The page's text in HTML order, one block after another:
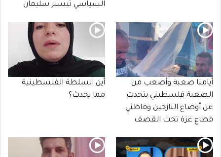
السياسي تيسير سليمان
أيامنا صعبة وأصعب من
الصعبة فلسطيني يتحدث
عن أوضاع النازحين وقاطني
قطاع غزة تحت القصف
أين السلطة الفلسطينية
مما يحدث؟